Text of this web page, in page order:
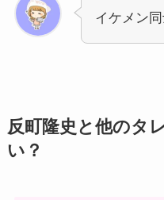
イケメン
反町隆史と他のタ
い？